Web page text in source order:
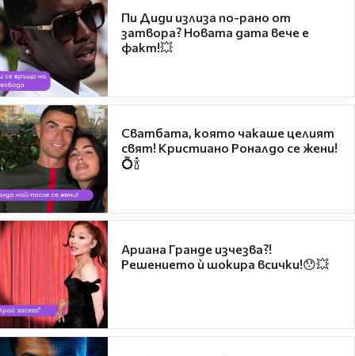
Пи Диди излиза по-рано от
затвора? Новата дата вече е
факт!💥
Сватбата, която чакаше целият
свят! Кристиано Роналдо се жени!
💍🍾
Ариана Гранде изчезва?!
Решението ѝ шокира всички!😯💥